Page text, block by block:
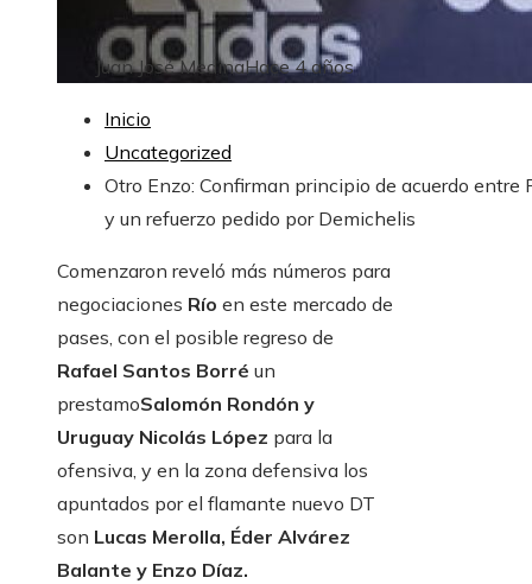
Juan José MedinaHace 4 años
Inicio
Uncategorized
Otro Enzo: Confirman principio de acuerdo entre
y un refuerzo pedido por Demichelis
Comenzaron reveló más números para
negociaciones Río en este mercado de
pases, con el posible regreso de
Rafael Santos Borré un
prestamoSalomón Rondón y
Uruguay Nicolás López para la
ofensiva, y en la zona defensiva los
apuntados por el flamante nuevo DT
son Lucas Merolla, Éder Alvárez
Balante y Enzo Díaz.